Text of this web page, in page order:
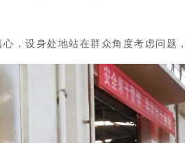
，设身处地站在群众角度考虑问题